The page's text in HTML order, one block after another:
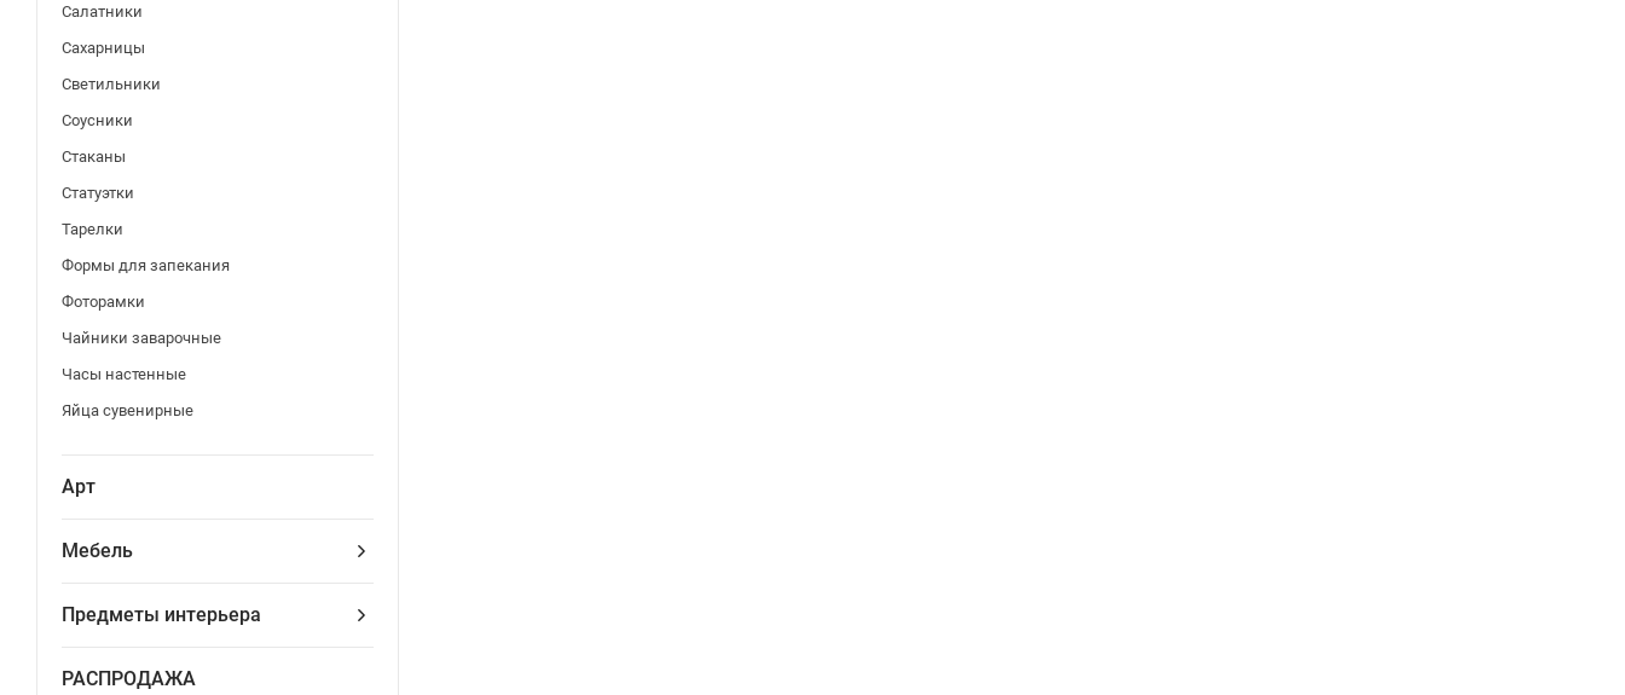
Салатники
Сахарницы
Светильники
Соусники
Стаканы
Статуэтки
Тарелки
Формы для запекания
Фоторамки
Чайники заварочные
Часы настенные
Яйца сувенирные
Арт
Мебель
Предметы интерьера
РАСПРОДАЖА